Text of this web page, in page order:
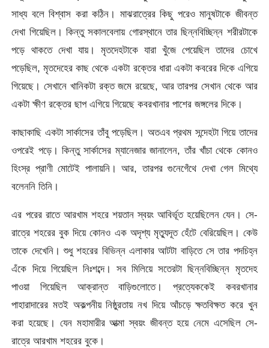
সাধ্য বলে বিশ্বাস করা কঠিন। মাঝরাত্রের কিছু পরেও মানুষটাকে জীবন্ত
দেখা গিয়েছিল। কিন্তু সকালবেলায় গোরস্থানে তার ছিন্নবিচ্ছিন্ন শরীরটাকে
পড়ে থাকতে দেখা যায়। মৃতদেহটাকে যারা খুঁজে পেয়েছিল তাদের চোখে
পড়েছিল, মৃতদেহের কাছ থেকে একটা রক্তের ধারা একটা কবরের দিকে এগিয়ে
গিয়েছে। সেখানে খানিকটা রক্ত জমে রয়েছে, আর তারপর সেখান থেকে আর
একটা ক্ষীণ রক্তের ছাপ এগিয়ে গিয়েছে কবরখানার পাশের জঙ্গলের দিকে।
কাছাকাছি একটা সার্কাসের তাঁবু পড়েছিল। অতএব প্রথম সন্দেহটা গিয়ে তাদের
ওপরেই পড়ে। কিন্তু সার্কাসের ম্যানেজার জানালেন, তাঁর খাঁচা থেকে কোনও
হিংস্র প্রাণী মোটেই পালায়নি। আর, তারপর গুনেগেঁথে দেখা গেল মিথ্যে
বলেননি তিনি।
এর পরের রাতে আরখাম শহরে শয়তান স্বয়ং আবির্ভূত হয়েছিলেন যেন। সে-
রাত্রে শহরের বুক দিয়ে কোনও এক অদৃশ্য মৃত্যুদূত হেঁটে বেরিয়েছিল। কেউ
তাকে দেখেনি। শুধু শহরের বিভিন্ন এলাকার আটটা বাড়িতে সে তার পদচিহ্ন
এঁকে দিয়ে গিয়েছিল নিঃশব্দে। সব মিলিয়ে সতেরটা ছিন্নবিচ্ছিন্ন মৃতদেহ
পাওয়া গিয়েছিল আক্রান্ত বাড়িগুলোতে। প্রত্যেককেই কবরখানার
পাহারাদারের মতই অকল্পনীয় নিষ্ঠুরতায় নখ দিয়ে আঁচড়ে ক্ষতবিক্ষত করে খুন
করা হয়েছে। যেন মহামারীর আত্মা স্বয়ং জীবন্ত হয়ে নেমে এসেছিল সে-
রাত্রে আরখাম শহরের বুকে।